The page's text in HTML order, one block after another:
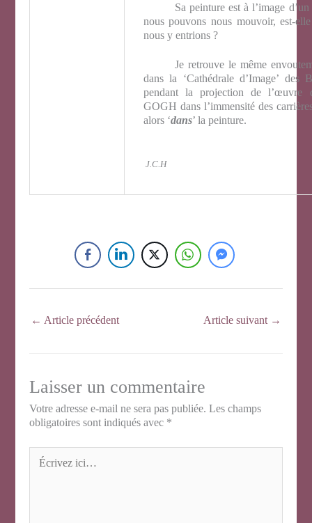
Sa peinture est à l’image d’un
nous pouvons nous mouvoir, est-
nous y entrions ?
Je retrouve le même
dans la ‘Cathédrale d’Image’ des
pendant la projection de l’œuvre
GOGH dans l’immensité des
alors ‘dans’ la peinture.
J.C.H
← Article précédent Article suivant →
Laisser un commentaire
Votre adresse e-mail ne sera pas publiée. Les champs
obligatoires sont indiqués avec *
Écrivez
ici…